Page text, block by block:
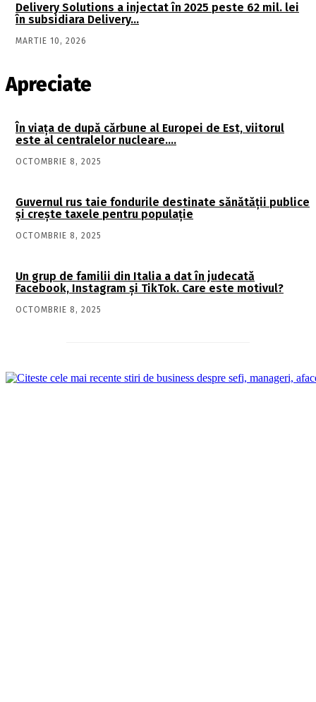
Delivery Solutions a injectat în 2025 peste 62 mil. lei
în subsidiara Delivery…
MARTIE 10, 2026
Apreciate
În viaţa de după cărbune al Europei de Est, viitorul
este al centralelor nucleare….
OCTOMBRIE 8, 2025
Guvernul rus taie fondurile destinate sănătății publice
și crește taxele pentru populație
OCTOMBRIE 8, 2025
Un grup de familii din Italia a dat în judecată
Facebook, Instagram și TikTok. Care este motivul?
OCTOMBRIE 8, 2025